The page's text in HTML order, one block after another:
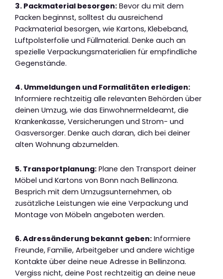
3. Packmaterial besorgen: Bevor du mit dem
Packen beginnst, solltest du ausreichend
Packmaterial besorgen, wie Kartons, Klebeband,
Luftpolsterfolie und Füllmaterial. Denke auch an
spezielle Verpackungsmaterialien für empfindliche
Gegenstände.
4. Ummeldungen und Formalitäten erledigen:
Informiere rechtzeitig alle relevanten Behörden über
deinen Umzug, wie das Einwohnermeldeamt, die
Krankenkasse, Versicherungen und Strom- und
Gasversorger. Denke auch daran, dich bei deiner
alten Wohnung abzumelden.
5. Transportplanung: Plane den Transport deiner
Möbel und Kartons von Bonn nach Bellinzona.
Besprich mit dem Umzugsunternehmen, ob
zusätzliche Leistungen wie eine Verpackung und
Montage von Möbeln angeboten werden.
6. Adressänderung bekannt geben: Informiere
Freunde, Familie, Arbeitgeber und andere wichtige
Kontakte über deine neue Adresse in Bellinzona.
Vergiss nicht, deine Post rechtzeitig an deine neue